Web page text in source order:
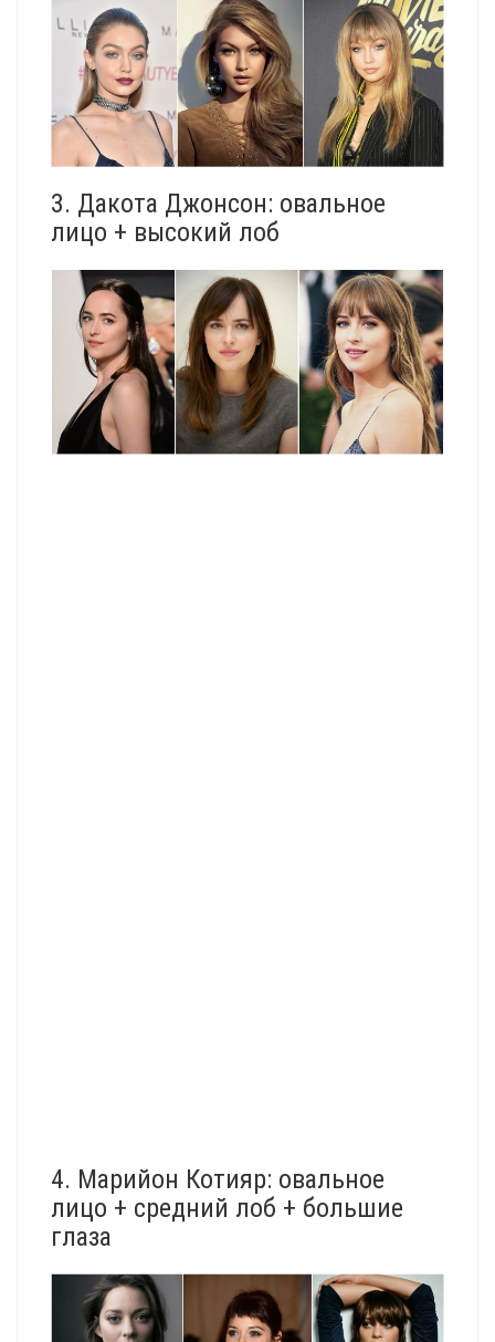
3. Дакота Джонсон: овальное
лицо + высокий лоб
4. Марийон Котияр: овальное
лицо + средний лоб + большие
глаза